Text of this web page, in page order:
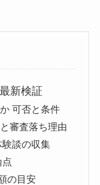
新検証
可否と条件
審査落ち理由
験談の収集
点
の目安